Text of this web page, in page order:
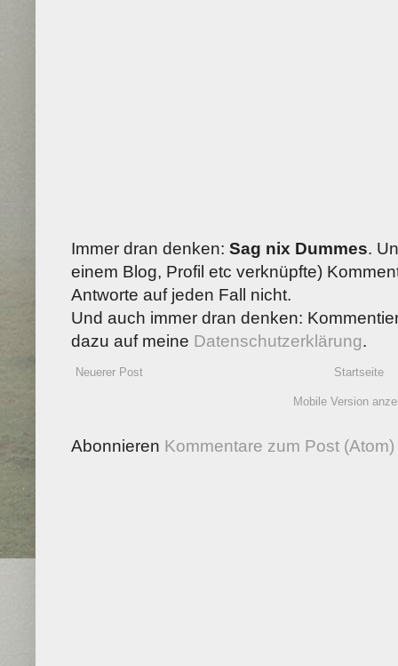
Immer dran denken: Sag nix Dummes.
einem Blog, Profil etc verknüpfte)
Antworte auf jeden Fall nicht.
Und auch immer dran denken:
dazu auf meine Datenschutzerklärung.
Neuerer Post Startseite
Mobile Version
Abonnieren Kommentare zum Post (Atom)